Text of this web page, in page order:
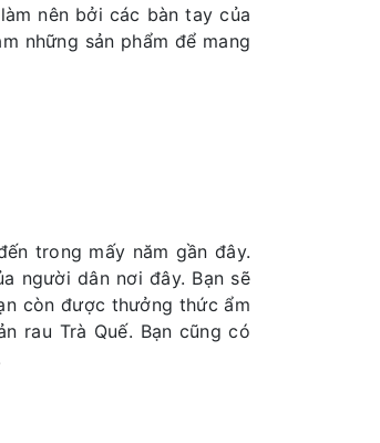
nên bởi các bàn tay của
những sản phẩm để mang
trong mấy năm gần đây.
người dân nơi đây. Bạn sẽ
còn được thưởng thức ẩm
rau Trà Quế. Bạn cũng có